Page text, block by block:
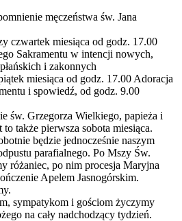
męczeństwa św. Jana
czwartek miesiąca od godz. 17.00
Sakramentu w intencji nowych,
i zakonnych
miesiąca od godz. 17.00 Adoracja
i spowiedź, od godz. 9.00
św. Grzegorza Wielkiego, papieża i
to także pierwsza sobota miesiąca.
będzie jednocześnie naszym
parafialnego. Po Mszy Św.
różaniec, po nim procesja Maryjna
Apelem Jasnogórskim.
sympatykom i gościom życzymy
na cały nadchodzący tydzień.